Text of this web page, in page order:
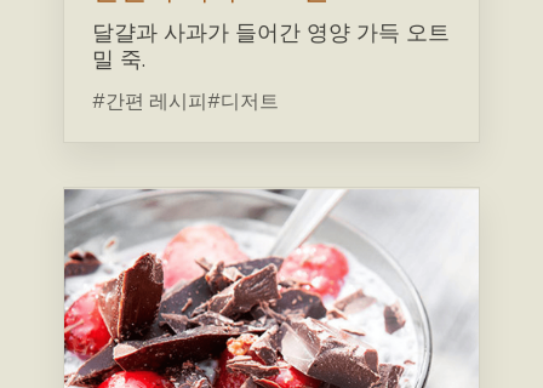
달걀과 사과가 들어간 영양 가득 오트
밀 죽.
#간편 레시피#디저트